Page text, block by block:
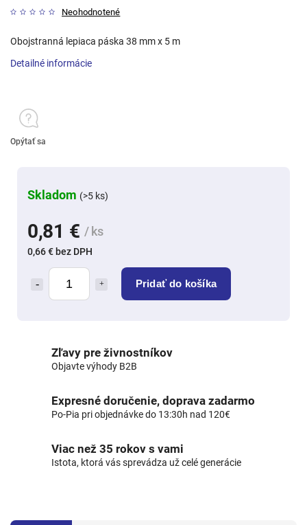
Neohodnotené
0,81 € / ks
0,66 € bez DPH
Pridať do košíka
Skladom (>5 ks)
Obojstranná lepiaca páska 38 mm x 5 m
Detailné informácie
Opýtať sa
Zľavy pre živnostníkov
Objavte výhody B2B
Expresné doručenie, doprava zadarmo
Po-Pia pri objednávke do 13:30h nad 120€
Viac než 35 rokov s vami
Istota, ktorá vás sprevádza už celé generácie